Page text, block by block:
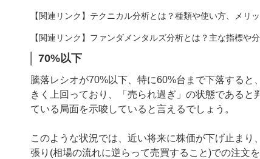
【関連リンク】テクニカル分析とは？種類や使い方、メリ
【関連リンク】ファンダメンタルズ分析とは？主な指標
70%以下
騰落レシオが70%以下、特に60%台まで下落する
きく上回っており、「売られ過ぎ」の状態である
ている局面を示唆していると言えるでしょう。
このような状況では、近い将来に株価が下げ止ま
張り(相場の流れに逆らって売買すること)での注文